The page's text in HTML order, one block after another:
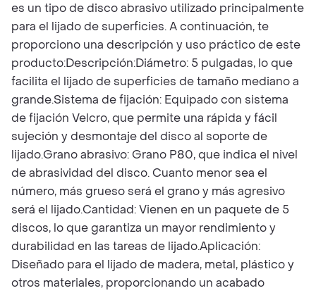
es un tipo de disco abrasivo utilizado principalmente
para el lijado de superficies. A continuación, te
proporciono una descripción y uso práctico de este
producto:Descripción:Diámetro: 5 pulgadas, lo que
facilita el lijado de superficies de tamaño mediano a
grande.Sistema de fijación: Equipado con sistema
de fijación Velcro, que permite una rápida y fácil
sujeción y desmontaje del disco al soporte de
lijado.Grano abrasivo: Grano P80, que indica el nivel
de abrasividad del disco. Cuanto menor sea el
número, más grueso será el grano y más agresivo
será el lijado.Cantidad: Vienen en un paquete de 5
discos, lo que garantiza un mayor rendimiento y
durabilidad en las tareas de lijado.Aplicación:
Diseñado para el lijado de madera, metal, plástico y
otros materiales, proporcionando un acabado